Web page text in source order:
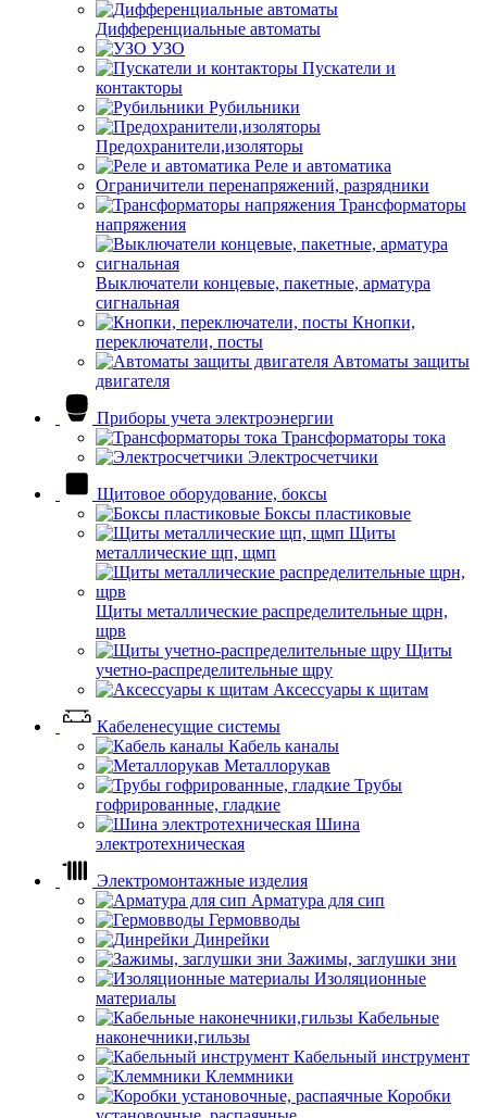
Дифференциальные автоматы
УЗО
Пускатели и
контакторы
Рубильники
Предохранители,изоляторы
Реле и автоматика
Ограничители перенапряжений, разрядники
Трансформаторы
напряжения
Выключатели концевые, пакетные, арматура
сигнальная
Кнопки,
переключатели, посты
Автоматы защиты
двигателя
Приборы учета электроэнергии
Трансформаторы тока
Электросчетчики
Щитовое оборудование, боксы
Боксы пластиковые
Щиты
металлические щп, щмп
Щиты металлические распределительные щрн,
щрв
Щиты
учетно-распределительные щру
Аксессуары к щитам
Кабеленесущие системы
Кабель каналы
Металлорукав
Трубы
гофрированные, гладкие
Шина
электротехническая
Электромонтажные изделия
Арматура для сип
Гермовводы
Динрейки
Зажимы, заглушки зни
Изоляционные
материалы
Кабельные
наконечники,гильзы
Кабельный инструмент
Клеммники
Коробки